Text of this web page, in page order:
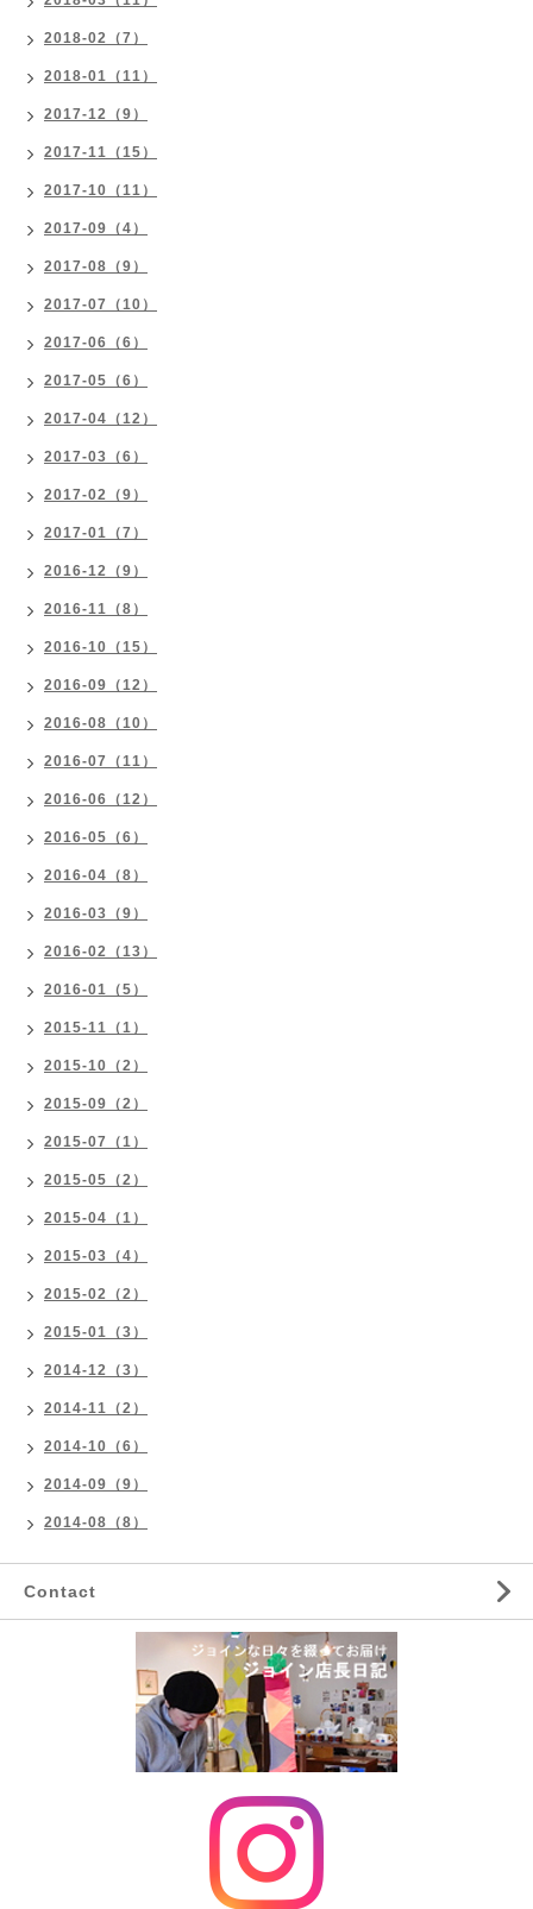
2018-02（7）
2018-01（11）
2017-12（9）
2017-11（15）
2017-10（11）
2017-09（4）
2017-08（9）
2017-07（10）
2017-06（6）
2017-05（6）
2017-04（12）
2017-03（6）
2017-02（9）
2017-01（7）
2016-12（9）
2016-11（8）
2016-10（15）
2016-09（12）
2016-08（10）
2016-07（11）
2016-06（12）
2016-05（6）
2016-04（8）
2016-03（9）
2016-02（13）
2016-01（5）
2015-11（1）
2015-10（2）
2015-09（2）
2015-07（1）
2015-05（2）
2015-04（1）
2015-03（4）
2015-02（2）
2015-01（3）
2014-12（3）
2014-11（2）
2014-10（6）
2014-09（9）
2014-08（8）
Contact